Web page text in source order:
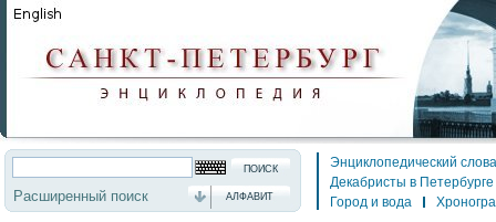
Расширенный поиск АЛФАВИТ
Энциклопедический
Декабристы в Петербурге
Город и вода